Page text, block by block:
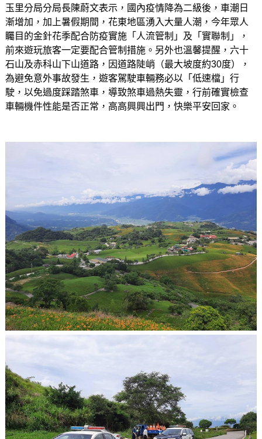
玉里分局分局長陳蔚文表示，國內疫情降為二級後，車潮日
漸增加，加上暑假期間，花東地區湧入大量人潮，今年眾人
矚目的金針花季配合防疫實施「人流管制」及「實聯制」，
前來遊玩旅客一定要配合管制措施。另外也溫馨提醒，六十
石山及赤科山下山道路，因道路陡峭（最大坡度約30度），
為避免意外事故發生，遊客駕駛車輛務必以「低速檔」行
駛，以免過度踩踏煞車，導致煞車過熱失靈，行前確實檢查
車輛機件性能是否正常，高高興興出門，快樂平安回家。